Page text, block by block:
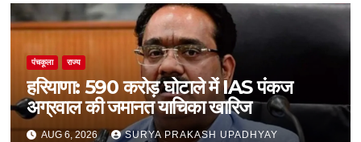
पंचकूला राज्य
हरियाणा: 590 करोड़ घोटाले में IAS पंकज
अग्रवाल की जमानत याचिका खारिज
AUG 6, 2026 SURYA PRAKASH UPADHYAY